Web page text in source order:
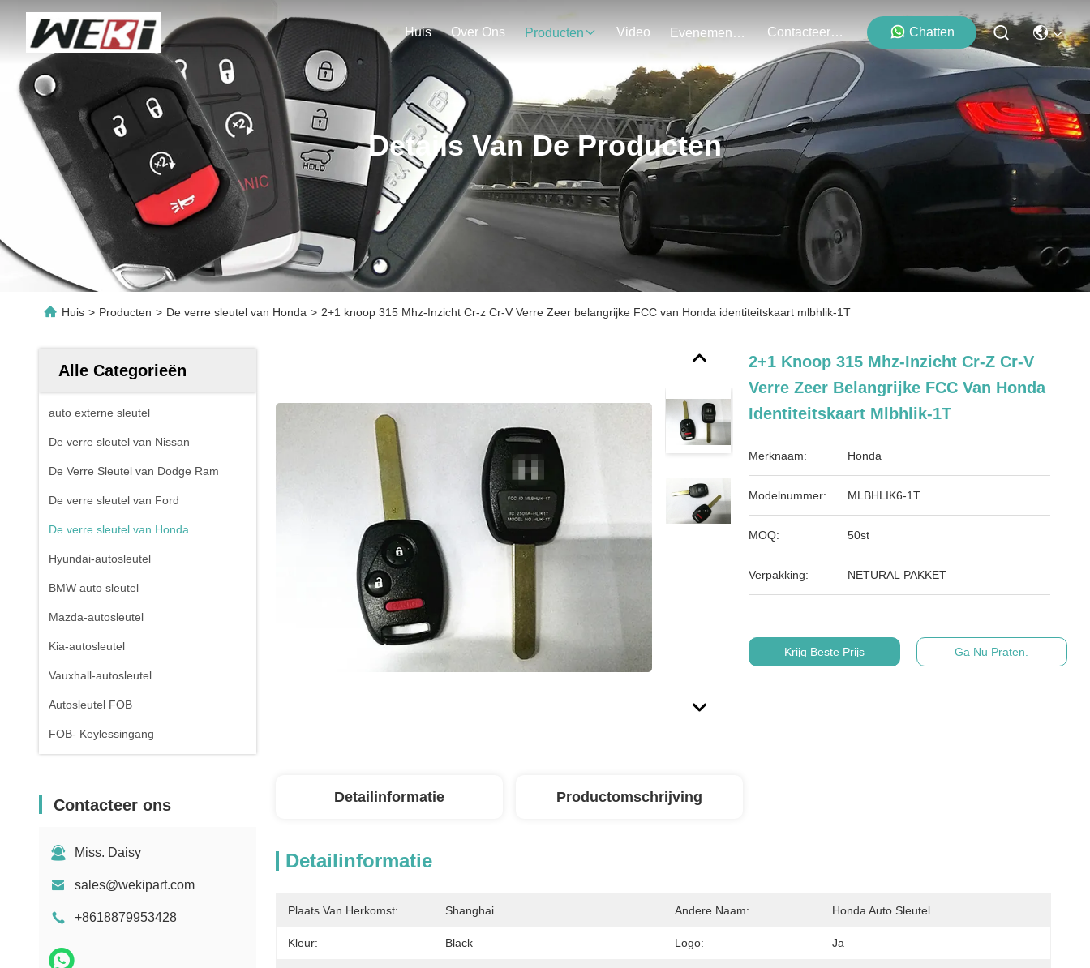
Huis Over Ons Producten Video Evenementen Contacteer Ons Chatten
Details Van De Producten
Huis > Producten > De verre sleutel van Honda > 2+1 knoop 315 Mhz-Inzicht Cr-z Cr-V Verre Zeer belangrijke FCC van Honda identiteitskaart mlbhlik-1T
Alle Categorieën
auto externe sleutel
De verre sleutel van Nissan
De Verre Sleutel van Dodge Ram
De verre sleutel van Ford
De verre sleutel van Honda
Hyundai-autosleutel
BMW auto sleutel
Mazda-autosleutel
Kia-autosleutel
Vauxhall-autosleutel
Autosleutel FOB
FOB- Keylessingang
Contacteer ons
Miss. Daisy
sales@wekipart.com
+8618879953428
2+1 Knoop 315 Mhz-Inzicht Cr-Z Cr-V
Verre Zeer Belangrijke FCC Van Honda
Identiteitskaart Mlbhlik-1T
Merknaam: Honda
Modelnummer: MLBHLIK6-1T
MOQ: 50st
Verpakking: NETURAL PAKKET
Krijg Beste Prijs Ga Nu Praten.
Detailinformatie Productomschrijving
Detailinformatie
Plaats Van Herkomst: Shanghai Andere Naam: Honda Auto Sleutel
Kleur: Black Logo: Ja